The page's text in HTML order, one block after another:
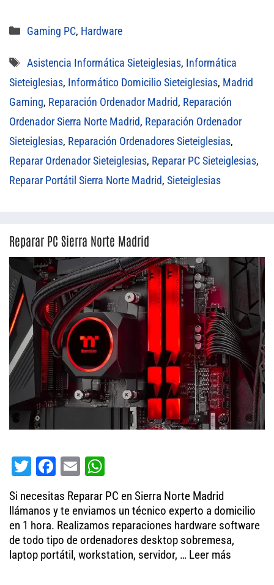
Categorías
Gaming PC, Hardware
Etiquetas
Asistencia Informática Sieteiglesias, Informática
Sieteiglesias, Informático Domicilio Sieteiglesias, Madrid
Gaming, Reparación Ordenador Madrid, Reparación
Ordenador Sierra Norte Madrid, Reparación Ordenador
Sieteiglesias, Reparación Ordenadores Sieteiglesias,
Reparar Ordenador Sieteiglesias, Reparar PC Sieteiglesias,
Reparar Portátil Sierra Norte Madrid, Sieteiglesias
Reparar PC Sierra Norte Madrid
T
tt
er
Fa
ce
bo
ok
E
ail
ha
ts
A
pp
Si necesitas Reparar PC en Sierra Norte Madrid
llámanos y te enviamos un técnico experto a domicilio
en 1 hora. Realizamos reparaciones hardware software
de todo tipo de ordenadores desktop sobremesa,
laptop portátil, workstation, servidor, … Leer más